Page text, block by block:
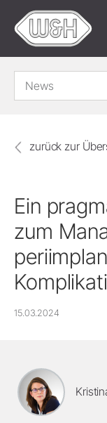
News
zurück zur
Ein
zum
15.03.2024